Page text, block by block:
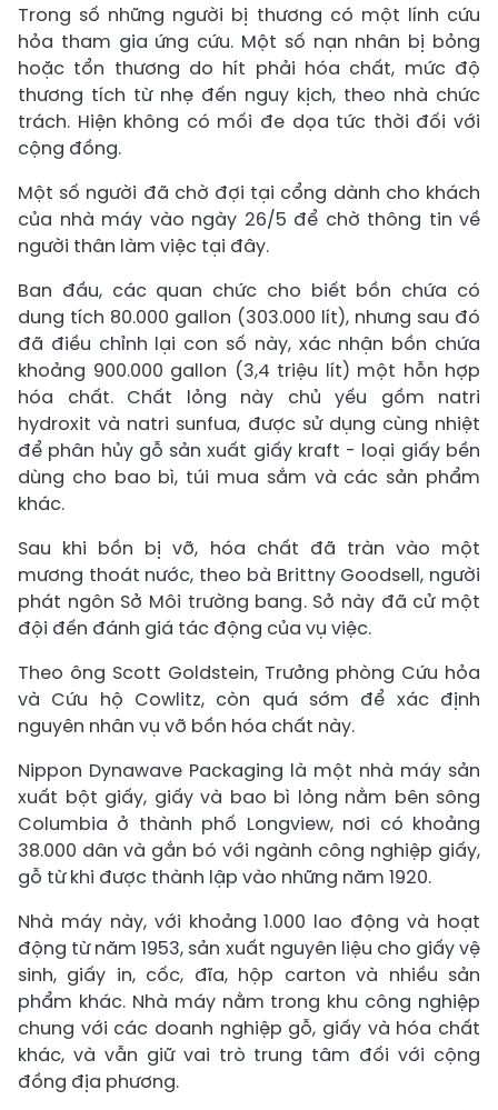
Trong số những người bị thương có một lính cứu
hỏa tham gia ứng cứu. Một số nạn nhân bị bỏng
hoặc tổn thương do hít phải hóa chất, mức độ
thương tích từ nhẹ đến nguy kịch, theo nhà chức
trách. Hiện không có mối đe dọa tức thời đối với
cộng đồng.
Một số người đã chờ đợi tại cổng dành cho khách
của nhà máy vào ngày 26/5 để chờ thông tin về
người thân làm việc tại đây.
Ban đầu, các quan chức cho biết bồn chứa có
dung tích 80.000 gallon (303.000 lít), nhưng sau đó
đã điều chỉnh lại con số này, xác nhận bồn chứa
khoảng 900.000 gallon (3,4 triệu lít) một hỗn hợp
hóa chất. Chất lỏng này chủ yếu gồm natri
hydroxit và natri sunfua, được sử dụng cùng nhiệt
để phân hủy gỗ sản xuất giấy kraft - loại giấy bền
dùng cho bao bì, túi mua sắm và các sản phẩm
khác.
Sau khi bồn bị vỡ, hóa chất đã tràn vào một
mương thoát nước, theo bà Brittny Goodsell, người
phát ngôn Sở Môi trường bang. Sở này đã cử một
đội đến đánh giá tác động của vụ việc.
Theo ông Scott Goldstein, Trưởng phòng Cứu hỏa
và Cứu hộ Cowlitz, còn quá sớm để xác định
nguyên nhân vụ vỡ bồn hóa chất này.
Nippon Dynawave Packaging là một nhà máy sản
xuất bột giấy, giấy và bao bì lỏng nằm bên sông
Columbia ở thành phố Longview, nơi có khoảng
38.000 dân và gắn bó với ngành công nghiệp giấy,
gỗ từ khi được thành lập vào những năm 1920.
Nhà máy này, với khoảng 1.000 lao động và hoạt
động từ năm 1953, sản xuất nguyên liệu cho giấy vệ
sinh, giấy in, cốc, đĩa, hộp carton và nhiều sản
phẩm khác. Nhà máy nằm trong khu công nghiệp
chung với các doanh nghiệp gỗ, giấy và hóa chất
khác, và vẫn giữ vai trò trung tâm đối với cộng
đồng địa phương.